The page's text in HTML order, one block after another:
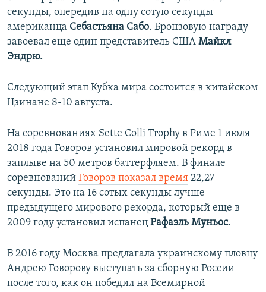
секунды, опередив на одну сотую секунды
американца Себастьяна Сабо. Бронзовую награду
завоевал еще один представитель США Майкл
Эндрю.
Следующий этап Кубка мира состоится в китайском
Цзинане 8-10 августа.
На соревнованиях Sette Colli Trophy в Риме 1 июля
2018 года Говоров установил мировой рекорд в
заплыве на 50 метров баттерфляем. В финале
соревнований Говоров показал время 22,27
секунды. Это на 16 сотых секунды лучше
предыдущего мирового рекорда, который еще в
2009 году установил испанец Рафаэль Муньос.
В 2016 году Москва предлагала украинскому пловцу
Андрею Говорову выступать за сборную России
после того, как он победил на Всемирной